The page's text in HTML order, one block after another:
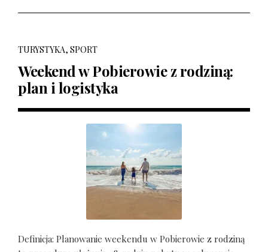
TURYSTYKA, SPORT
Weekend w Pobierowie z rodziną:
plan i logistyka
Definicja: Planowanie weekendu w Pobierowie z rodziną